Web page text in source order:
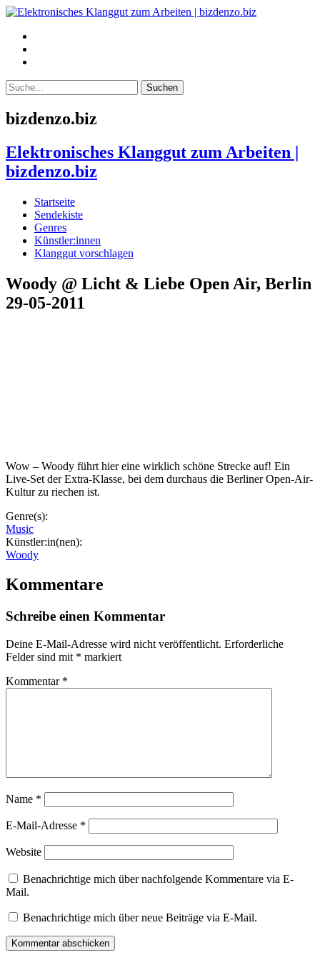
bizdenzo.biz
Elektronisches Klanggut zum Arbeiten |
bizdenzo.biz
Startseite
Sendekiste
Genres
Künstler:innen
Klanggut vorschlagen
Woody @ Licht & Liebe Open Air, Berlin
29-05-2011
Wow – Woody führt hier eine wirklich schöne Strecke auf! Ein
Live-Set der Extra-Klasse, bei dem durchaus die Berliner Open-Air-
Kultur zu riechen ist.
Genre(s):
Music
Künstler:in(nen):
Woody
Kommentare
Schreibe einen Kommentar
Deine E-Mail-Adresse wird nicht veröffentlicht. Erforderliche
Felder sind mit * markiert
Kommentar *
Name *
E-Mail-Adresse *
Website
Benachrichtige mich über nachfolgende Kommentare via E-
Mail.
Benachrichtige mich über neue Beiträge via E-Mail.